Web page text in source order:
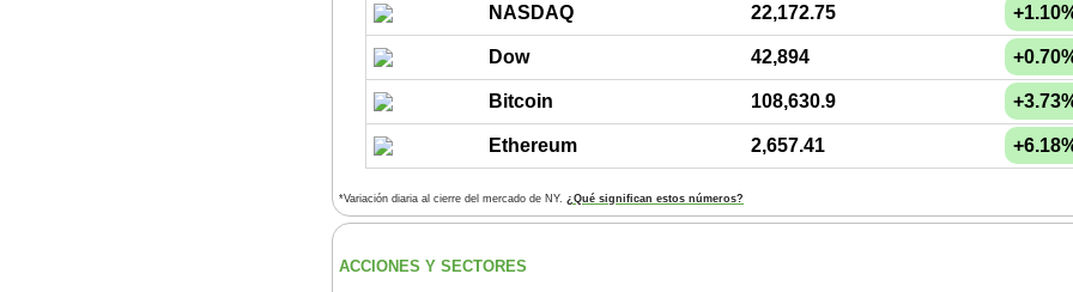
NASDAQ 22,172.75
Dow 42,894
Bitcoin 108,630.9
Ethereum 2,657.41
*Variación diaria al cierre del mercado de NY. ¿Qué significan estos números?
ACCIONES Y SECTORES